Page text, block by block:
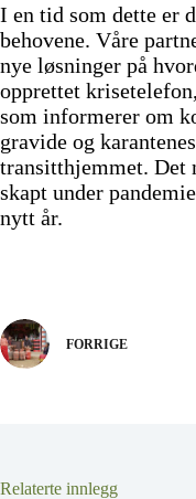
I en tid som dette er
behovene. Våre
nye løsninger på
opprettet
som informerer om
gravide og
transitthjemmet. Det
skapt under
nytt år.
FORRIGE
Relaterte innlegg